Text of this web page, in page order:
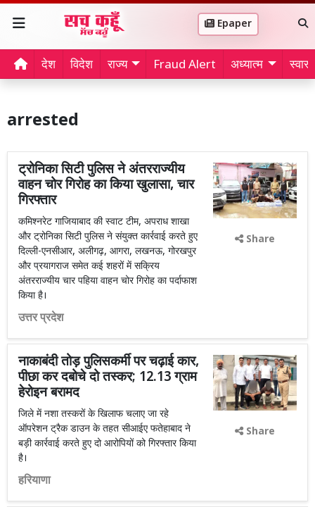
Epaper
देश विदेश राज्य Fraud Alert अध्यात्म
arrested
ट्रोनिका सिटी पुलिस ने अंतरराज्यीय
वाहन चोर गिरोह का किया खुलासा, चार
गिरफ्तार
कमिश्नरेट गाजियाबाद की स्वाट टीम, अपराध शाखा
और ट्रोनिका सिटी पुलिस ने संयुक्त कार्रवाई करते हुए
दिल्ली-एनसीआर, अलीगढ़, आगरा, लखनऊ, गोरखपुर
और प्रयागराज समेत कई शहरों में सक्रिय
अंतरराज्यीय चार पहिया वाहन चोर गिरोह का पर्दाफाश
किया है।
उत्तर प्रदेश
Share
नाकाबंदी तोड़ पुलिसकर्मी पर चढ़ाई कार,
पीछा कर दबोचे दो तस्कर; 12.13 ग्राम
हेरोइन बरामद
जिले में नशा तस्करों के खिलाफ चलाए जा रहे
ऑपरेशन ट्रैक डाउन के तहत सीआईए फतेहाबाद ने
बड़ी कार्रवाई करते हुए दो आरोपियों को गिरफ्तार किया
है।
हरियाणा
Share